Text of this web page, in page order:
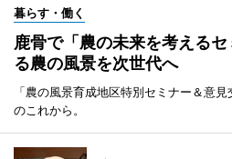
暮らす・働く
鹿骨で「農の未来を考える
る農の風景を次世代へ
「農の風景育成地区特別セミナー＆意
のこれから。